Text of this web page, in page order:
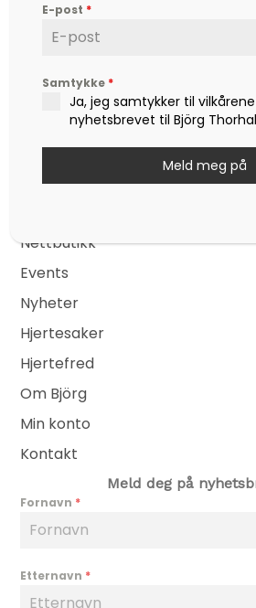
Björg er en etterspurt kunstner,
forfatter og foredragsholder,
hverdagsfilosofi, om livet,
og ikke minst mot – til å leve det
Nettbutikk
Events
Nyheter
Hjertesaker
Hjertefred
Om Björg
Min konto
Kontakt
Meld deg på
Fornavn *
Etternavn *
E-post *
Samtykke *
Ja, jeg samtykker til
nyhetsbrevet til Björg
Meld meg på